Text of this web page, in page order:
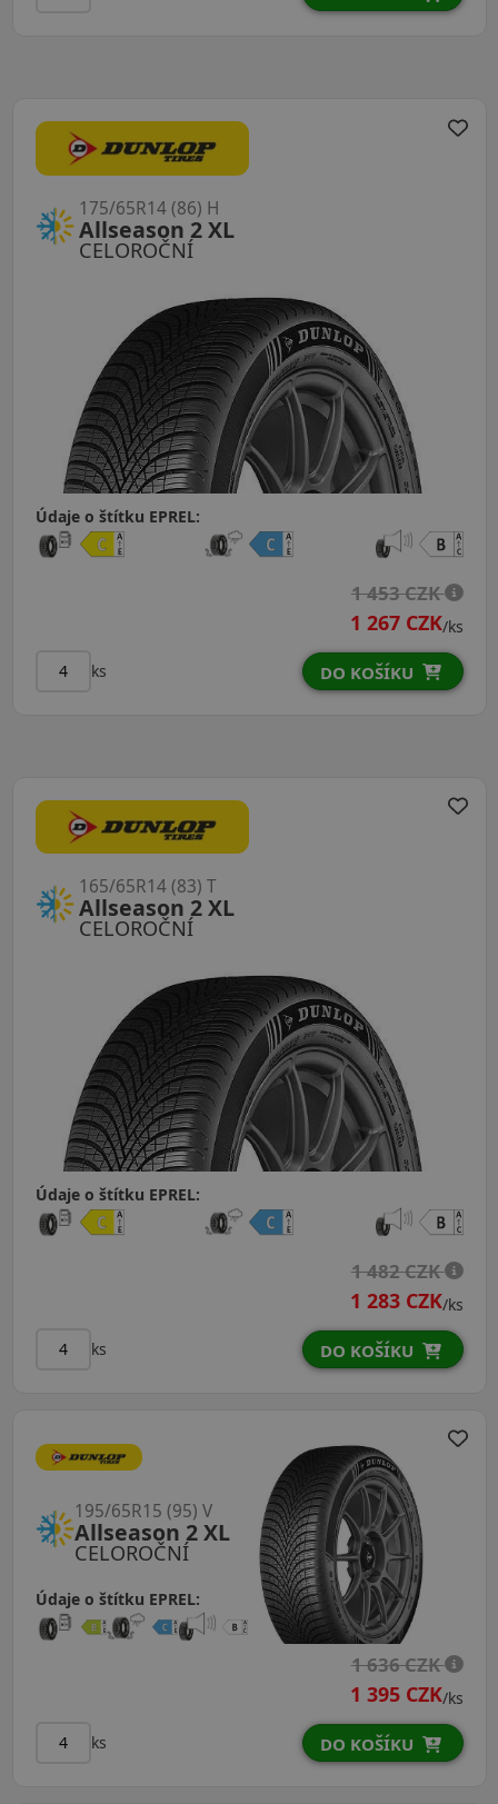
CELOROČNÍ
Allseason 2 XL
175/65R14 (86) H
Údaje o štítku EPREL:
1 453 CZK
1 267 CZK/ks
ks DO KOŠÍKU
CELOROČNÍ
Allseason 2 XL
165/65R14 (83) T
Údaje o štítku EPREL:
1 482 CZK
1 283 CZK/ks
ks DO KOŠÍKU
CELOROČNÍ
Allseason 2 XL
195/65R15 (95) V
Údaje o štítku EPREL:
1 636 CZK
1 395 CZK/ks
ks DO KOŠÍKU